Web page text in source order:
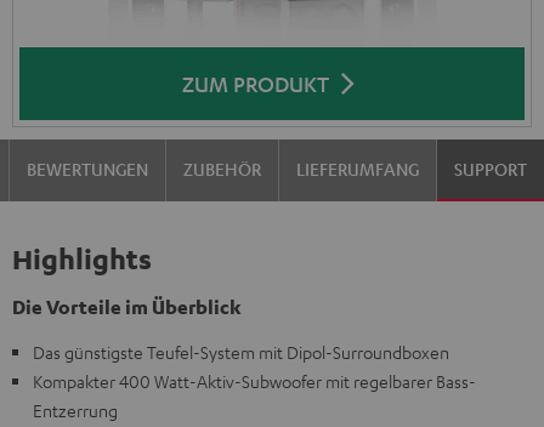
ZUM PRODUKT
BEWERTUNGEN ZUBEHÖR LIEFERUMFANG SUPPORT
Highlights
Die Vorteile im Überblick
Das günstigste Teufel-System mit Dipol-Surroundboxen
Kompakter 400 Watt-Aktiv-Subwoofer mit regelbarer Bass-
Entzerrung